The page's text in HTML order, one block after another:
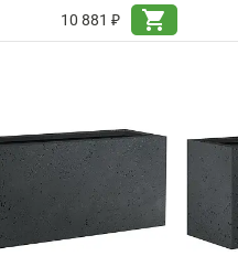
10 881 ₽
shopping_cart